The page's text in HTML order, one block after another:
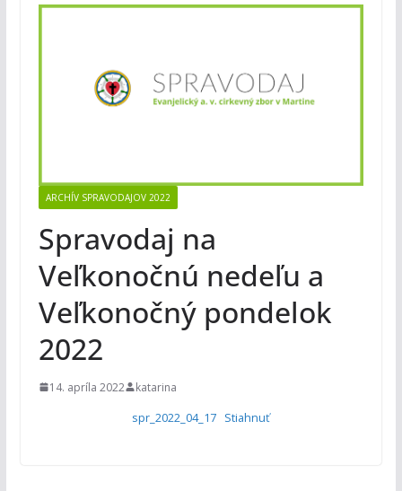
ARCHÍV SPRAVODAJOV 2022
Spravodaj na
Veľkonočnú nedeľu a
Veľkonočný pondelok
2022
14. apríla 2022 katarina
spr_2022_04_17 Stiahnuť